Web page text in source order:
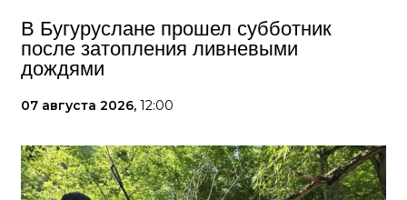
В Бугуруслане прошел субботник
после затопления ливневыми
дождями
07 августа 2026, 12:00